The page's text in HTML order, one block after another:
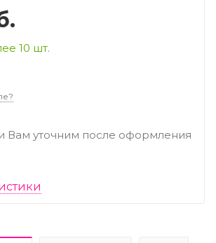
10 шт.
Вам уточним после оформления